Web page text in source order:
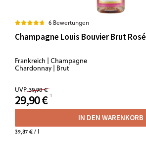
6 Bewertungen
Champagne Louis Bouvier Brut Rosé
Frankreich | Champagne
Chardonnay | Brut
UVP 39,90 €
29,90 €
IN DEN WARENKORB
39,87 €/ l